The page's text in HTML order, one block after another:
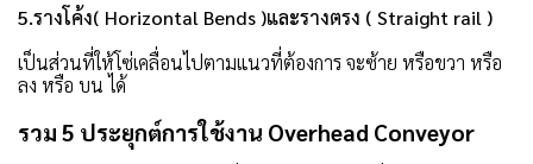
5.รางโค้ง( Horizontal Bends )และรางตรง ( Straight rail )
เป็นส่วนที่ให้โซ่เคลื่อนไปตามแนวที่ต้องการ จะซ้าย หรือขวา หรือ
ลง หรือ บน ได้
รวม 5 ประยุกต์การใช้งาน Overhead Conveyor